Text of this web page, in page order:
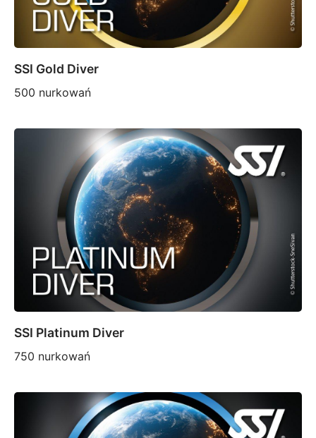
SSI Gold Diver
500 nurkowań
SSI Platinum Diver
750 nurkowań